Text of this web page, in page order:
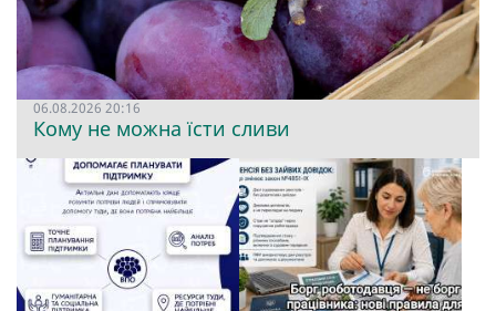
06.08.2026 20:16
Кому не можна їсти сливи